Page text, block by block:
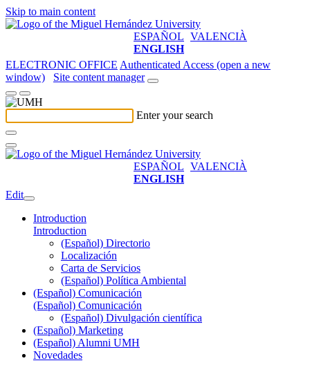
Skip to main content
ESPAÑOL VALENCIÀ
ENGLISH
ELECTRONIC OFFICE Authenticated Access (open a new
window)
Site content manager
Enter your search
ESPAÑOL VALENCIÀ
ENGLISH
Edit
Introduction
Introduction
(Español) Directorio
Localización
Carta de Servicios
(Español) Política Ambiental
(Español) Comunicación
(Español) Comunicación
(Español) Divulgación científica
(Español) Marketing
(Español) Alumni UMH
Novedades